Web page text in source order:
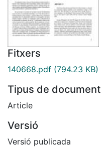
Fitxers
140668.pdf (794.23 KB)
Tipus de document
Article
Versió
Versió publicada